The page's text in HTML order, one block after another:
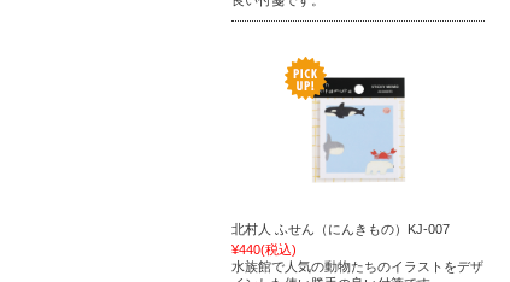
北村人 ふせん（にんきもの）KJ-007
¥440(税込)
水族館で人気の動物たちのイラストをデザ